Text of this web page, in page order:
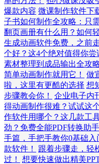
爆款内容 微课制作软件下
子书如何制作全攻略：只
翻页画册有什么用？如何
生成动画软件免费，之前
个好？这4个绝对值得你尝
素材整理到成品输出全攻
简单动画制作就用它！
做
啦，这里有更酷的选择 想
步骤教会你！
企业电子内
得动画制作很难？试试这
作软件用哪个？这几款工
劲？免费全能PDF转换助
手篇，手把手教你0基础入
款软件！
跟着步骤走，轻
过！
想要快速做出精美